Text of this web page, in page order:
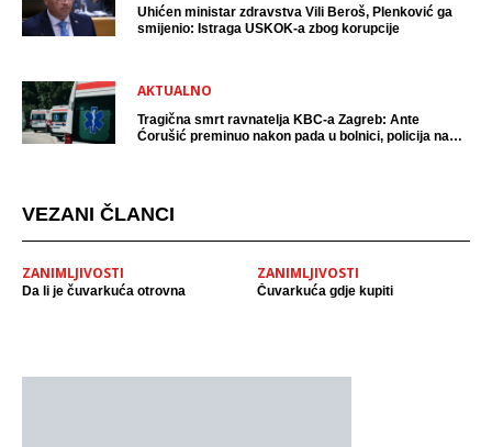
Uhićen ministar zdravstva Vili Beroš, Plenković ga
smijenio: Istraga USKOK-a zbog korupcije
AKTUALNO
Tragična smrt ravnatelja KBC-a Zagreb: Ante
Ćorušić preminuo nakon pada u bolnici, policija na
VEZANI ČLANCI
ZANIMLJIVOSTI
Da li je čuvarkuća otrovna
ZANIMLJIVOSTI
Čuvarkuća gdje kupiti